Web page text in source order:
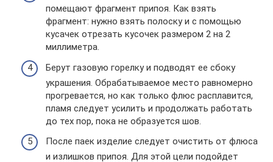
помещают фрагмент припоя. Как взять
фрагмент: нужно взять полоску и с помощью
кусачек отрезать кусочек размером 2 на 2
миллиметра.
Берут газовую горелку и подводят ее сбоку
украшения. Обрабатываемое место равномерно
прогревается, но как только флюс расплавится,
пламя следует усилить и продолжать работать
до тех пор, пока не образуется шов.
После паек изделие следует очистить от флюса
и излишков припоя. Для этой цели подойдет